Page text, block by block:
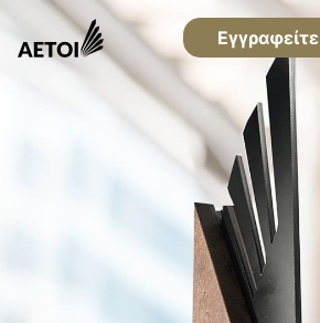
Εγγραφείτε